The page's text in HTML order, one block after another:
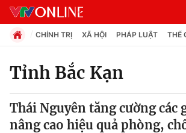
Chuyên mục
Chính trị
CHÍNH TRỊ XÃ HỘI PHÁP LUẬT THẾ
Tỉnh Bắc Kạn
Thái Nguyên tăng cường các
nâng cao hiệu quả phòng,